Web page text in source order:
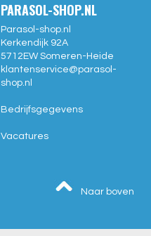
PARASOL-SHOP.NL
Parasol-shop.nl
Kerkendijk 92A
5712EW Someren-Heide
klantenservice@parasol-
shop.nl
Bedrijfsgegevens
Vacatures
Naar boven